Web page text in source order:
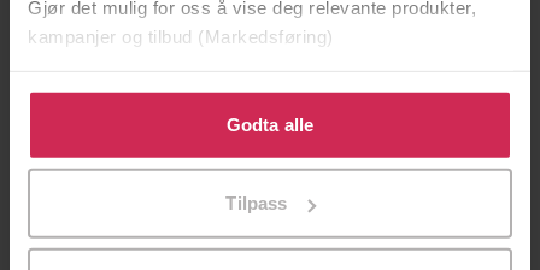
Gjør det mulig for oss å vise deg relevante produkter,
kampanjer og tilbud (Markedsføring)
Klikk på «Godta alle» for å gi oss ditt samtykke til å
bruke cookies for alle disse formålene. Du kan også
tilpasse ditt samtykke til spesifikke formål ved å klikke
Godta alle
Tilpass
199,-
EBOK
349,-
EBOK